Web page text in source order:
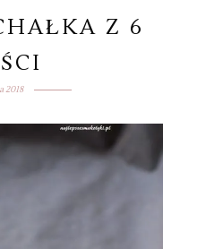
Z 6
2018